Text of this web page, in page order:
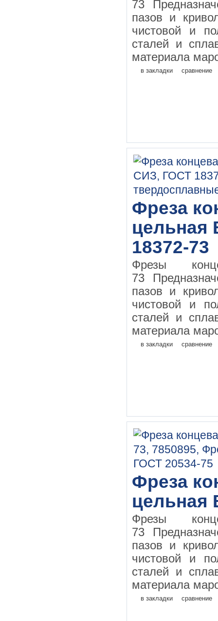
73
пазов и
чистовой и
сталей и
материала
в закладки сравнение
Фреза
цельная
18372-73
Фрезы
73
пазов и
чистовой и
сталей и
материала
в закладки сравнение
Фреза
цельная
Фрезы
73
пазов и
чистовой и
сталей и
материала
в закладки сравнение